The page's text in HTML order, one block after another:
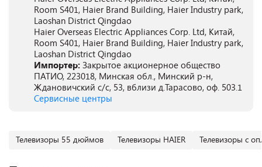
Room S401, Haier Brand Building, Haier Industry park,
Laoshan District Qingdao
Haier Overseas Electric Appliances Corp. Ltd, Китай,
Room S401, Haier Brand Building, Haier Industry park,
Laoshan District Qingdao
Импортер: Закрытое акционерное общество
ПАТИО, 223018, Минская обл., Минский р-н,
Ждановичский с/с, 53, вблизи д.Тарасово, оф. 503.1
Сервисные центры
Телевизоры 55 дюймов Телевизоры HAIER Телевизоры с